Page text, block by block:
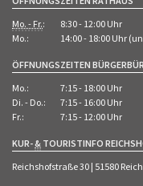
Mo. - Fr.:
8:30 - 12:00 Uhr
Mo.:
14:00 - 18:00 Uhr
ÖFFNUNGSZEITEN
Mo.:
7:15 - 18:00 Uhr
Di. - Do.:
7:15 - 16:00 Uhr
Fr.:
7:15 - 12:00 Uhr
KUR-& TOURISTINFO
Reichshofstraße 30 | 51580